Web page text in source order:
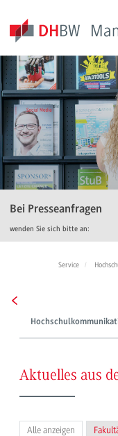
Bei Presseanfragen
wenden Sie sich bitte an:
Service
Aktuelles aus
Alle anzeigen